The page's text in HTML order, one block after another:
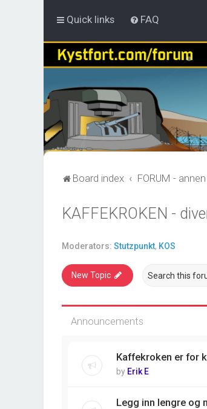
Quick links FAQ
Board index FORUM -
KAFFEKROKEN -
Moderators: Stutzpunkt, KOS
New Topic
Announcements
Kaffekroken er for
by Erik E
Legg inn lengre